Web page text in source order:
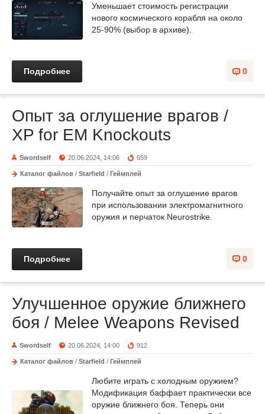
Уменьшает стоимость регистрации
нового космического корабля на около
25-90% (выбор в архиве).
0
Подробнее
Опыт за оглушение врагов /
XP for EM Knockouts
Swordself 20.06.2024, 14:06 659
Каталог файлов / Starfield / Геймплей
Получайте опыт за оглушение врагов
при использовании электромагнитного
оружия и перчаток Neurostrike.
0
Подробнее
Улучшенное оружие ближнего
боя / Melee Weapons Revised
Swordself 20.06.2024, 14:00 912
Каталог файлов / Starfield / Геймплей
Любите играть с холодным оружием?
Модификация баффает практически все
оружие ближнего боя. Теперь они